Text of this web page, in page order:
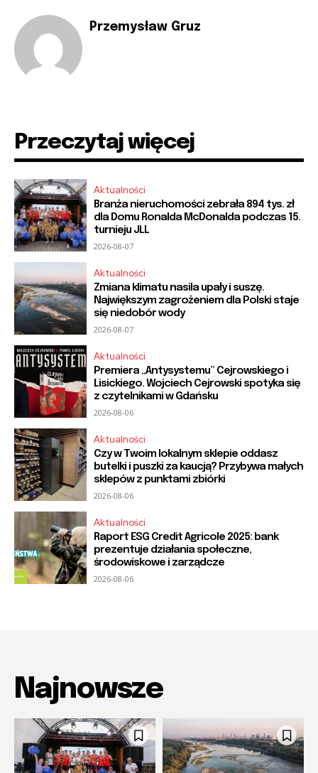
Przemysław Gruz
Przeczytaj więcej
Aktualności
Branża nieruchomości zebrała 894 tys. zł
dla Domu Ronalda McDonalda podczas 15.
turnieju JLL
2026-08-07
Aktualności
Zmiana klimatu nasila upały i suszę.
Największym zagrożeniem dla Polski staje
się niedobór wody
2026-08-07
Aktualności
Premiera „Antysystemu” Cejrowskiego i
Lisickiego. Wojciech Cejrowski spotyka się
z czytelnikami w Gdańsku
2026-08-06
Aktualności
Czy w Twoim lokalnym sklepie oddasz
butelki i puszki za kaucją? Przybywa małych
sklepów z punktami zbiórki
2026-08-06
Aktualności
Raport ESG Credit Agricole 2025: bank
prezentuje działania społeczne,
środowiskowe i zarządcze
2026-08-06
Najnowsze